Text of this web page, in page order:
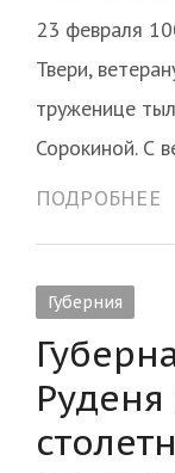
23 февраля
Твери,
труженице
Сорокиной. С
ПОДРОБНЕЕ
Губерния